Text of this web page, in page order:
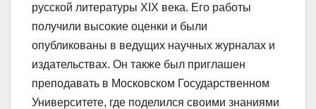
русской литературы XIX века. Его работы
получили высокие оценки и были
опубликованы в ведущих научных журналах и
издательствах. Он также был приглашен
преподавать в Московском Государственном
Университете, где поделился своими знаниями